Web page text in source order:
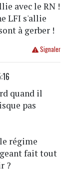
avec le RN !
LFI s'allie
à gerber !
Signaler
quand il
pas
régime
fait tout
?